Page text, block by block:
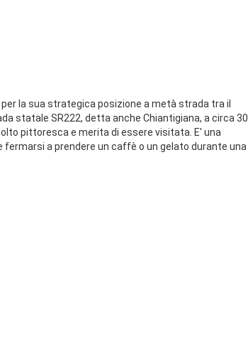
la sua strategica posizione a metà strada tra il
statale SR222, detta anche Chiantigiana, a circa 30
pittoresca e merita di essere visitata. E' una
fermarsi a prendere un caffè o un gelato durante una